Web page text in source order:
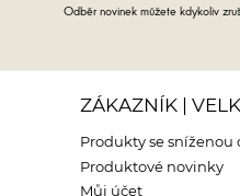
Odběr novinek můžete kdykoliv
ZÁKAZNÍK |
Produkty se sníženou
Produktové novinky
Můj účet